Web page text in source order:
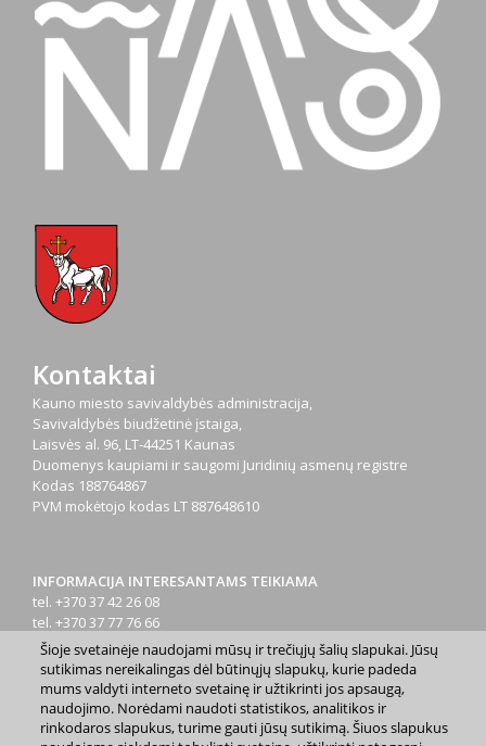
Kontaktai
Kauno miesto savivaldybės administracija,
Savivaldybės biudžetinė įstaiga,
Laisvės al. 96, LT-44251 Kaunas
Duomenys kaupiami ir saugomi Juridinių asmenų registre
Kodas 188764867
PVM mokėtojo kodas LT 887648610
INFORMACIJA INTERESANTAMS TEIKIAMA
tel. +370 37 42 26 08
tel. +370 37 77 76 66
tel. +370 660 07000
el. p.info@kaunas.lt
Šioje svetainėje naudojami mūsų ir trečiųjų šalių slapukai. Jūsų
sutikimas nereikalingas dėl būtinųjų slapukų, kurie padeda
mums valdyti interneto svetainę ir užtikrinti jos apsaugą,
naudojimo. Norėdami naudoti statistikos, analitikos ir
rinkodaros slapukus, turime gauti jūsų sutikimą. Šiuos slapukus